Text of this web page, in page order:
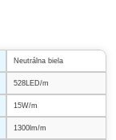
Neutrálna biela
528LED/m
15W/m
1300lm/m